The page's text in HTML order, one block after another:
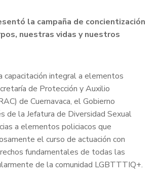
la campaña de concientización
nuestras vidas y nuestros
capacitación integral a elementos
de Protección y Auxilio
de Cuernavaca, el Gobierno
de la Jefatura de Diversidad Sexual
a elementos policiacos que
el curso de actuación con
fundamentales de todas las
de la comunidad LGBTTTIQ+.